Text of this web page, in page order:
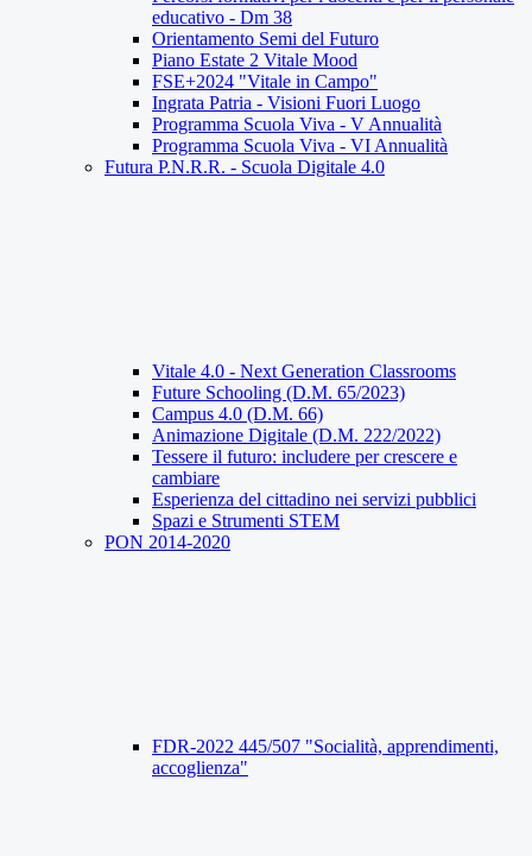
educativo - Dm 38
Orientamento Semi del Futuro
Piano Estate 2 Vitale Mood
FSE+2024 "Vitale in Campo"
Ingrata Patria - Visioni Fuori Luogo
Programma Scuola Viva - V Annualità
Programma Scuola Viva - VI Annualità
Futura P.N.R.R. - Scuola Digitale 4.0
Vitale 4.0 - Next Generation Classrooms
Future Schooling (D.M. 65/2023)
Campus 4.0 (D.M. 66)
Animazione Digitale (D.M. 222/2022)
Tessere il futuro: includere per crescere e
cambiare
Esperienza del cittadino nei servizi pubblici
Spazi e Strumenti STEM
PON 2014-2020
FDR-2022 445/507 "Socialità, apprendimenti,
accoglienza"